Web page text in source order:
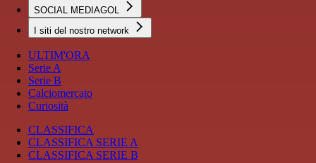
SOCIAL MEDIAGOL
I siti del nostro network
ULTIM'ORA
Serie A
Serie B
Calciomercato
Curiosità
CLASSIFICA
CLASSIFICA SERIE A
CLASSIFICA SERIE B